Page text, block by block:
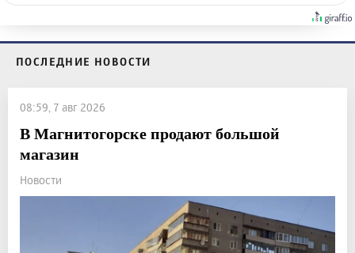
ПОСЛЕДНИЕ НОВОСТИ
08:59, 7 авг 2026
В Магнитогорске продают большой
магазин
Новости